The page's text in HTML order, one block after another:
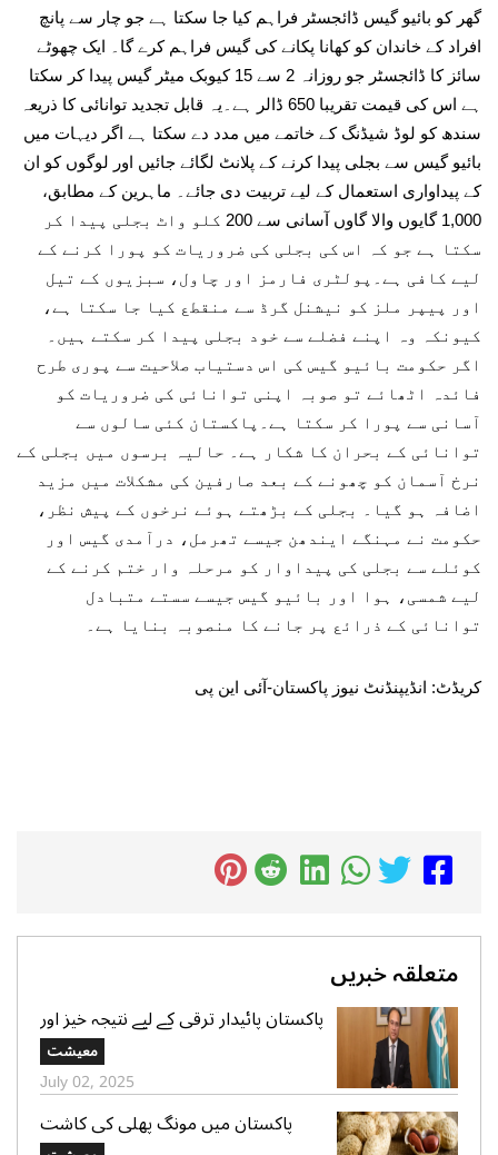
گھر کو بائیو گیس ڈائجسٹر فراہم کیا جا سکتا ہے جو چار سے پانچ
افراد کے خاندان کو کھانا پکانے کی گیس فراہم کرے گا۔ ایک چھوٹے
سائز کا ڈائجسٹر جو روزانہ 2 سے 15 کیوبک میٹر گیس پیدا کر سکتا
ہے اس کی قیمت تقریبا 650 ڈالر ہے۔یہ قابل تجدید توانائی کا ذریعہ
سندھ کو لوڈ شیڈنگ کے خاتمے میں مدد دے سکتا ہے اگر دیہات میں
بائیو گیس سے بجلی پیدا کرنے کے پلانٹ لگائے جائیں اور لوگوں کو ان
کے پیداواری استعمال کے لیے تربیت دی جائے۔ ماہرین کے مطابق،
1,000 گایوں والا گاوں آسانی سے 200 کلو واٹ بجلی پیدا کر
سکتا ہے جو کہ اس کی بجلی کی ضروریات کو پورا کرنے کے
لیے کافی ہے۔پولٹری فارمز اور چاول، سبزیوں کے تیل
اور پیپر ملز کو نیشنل گرڈ سے منقطع کیا جا سکتا ہے،
کیونکہ وہ اپنے فضلے سے خود بجلی پیدا کر سکتے ہیں۔
اگر حکومت بائیو گیس کی اس دستیاب صلاحیت سے پوری طرح
فائدہ اٹھائے تو صوبہ اپنی توانائی کی ضروریات کو
آسانی سے پورا کر سکتا ہے۔پاکستان کئی سالوں سے
توانائی کے بحران کا شکار ہے۔ حالیہ برسوں میں بجلی کے
نرخ آسمان کو چھونے کے بعد صارفین کی مشکلات میں مزید
اضافہ ہو گیا۔ بجلی کے بڑھتے ہوئے نرخوں کے پیش نظر،
حکومت نے مہنگے ایندھن جیسے تھرمل، درآمدی گیس اور
کوئلے سے بجلی کی پیداوار کو مرحلہ وار ختم کرنے کے
لیے شمسی، ہوا اور بائیو گیس جیسے سستے متبادل
توانائی کے ذرائع پر جانے کا منصوبہ بنایا ہے۔
کریڈٹ: انڈیپنڈنٹ نیوز پاکستان-آئی این پی
متعلقہ خبریں
پاکستان پائیدار ترقی کے لیے نتیجہ خیز اور
شفاف شراکت داریوں کے لیے پرعزم
ہے،محمد اورنگزیب
معیشت
July 02, 2025
پاکستان میں مونگ پھلی کی کاشت